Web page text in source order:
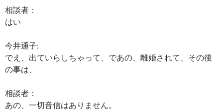
相談者：
はい
今井通子:
でえ、出ていらしちゃって、であの、離婚されて、その後
の事は、
相談者：
あの、一切音信はありません。